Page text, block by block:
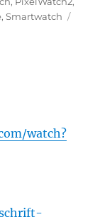
,Smartwatch
watch?